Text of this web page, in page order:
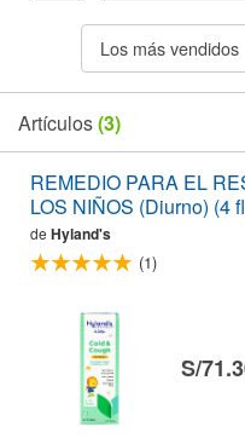
Los más vendidos
Artículos(3)
REMEDIO PARA EL
LOS NIÑOS (Diurno) (4
de Hyland's
(1)
S/